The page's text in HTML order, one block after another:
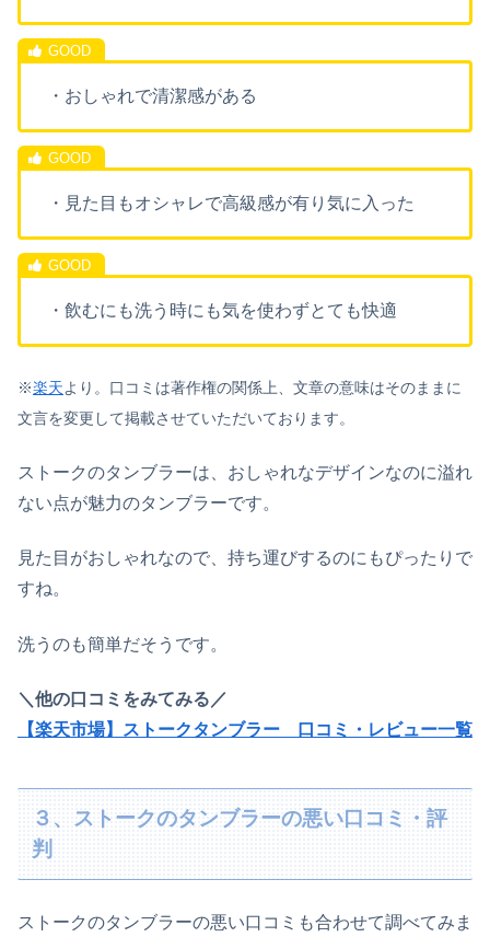
・おしゃれで清潔感がある
・見た目もオシャレで高級感が有り気に入った
・飲むにも洗う時にも気を使わずとても快適
※楽天より。口コミは著作権の関係上、文章の意味はそのままに
文言を変更して掲載させていただいております。
ストークのタンブラーは、おしゃれなデザインなのに溢れ
ない点が魅力のタンブラーです。
見た目がおしゃれなので、持ち運びするのにもぴったりで
すね。
洗うのも簡単だそうです。
＼他の口コミをみてみる／
【楽天市場】ストークタンブラー 口コミ・レビュー一覧
３、ストークのタンブラーの悪い口コミ・評
判
ストークのタンブラーの悪い口コミも合わせて調べてみま